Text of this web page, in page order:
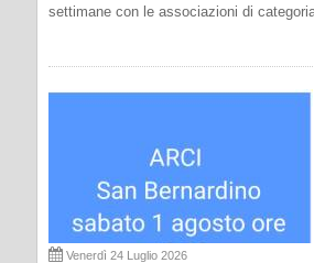
settimane con le associazioni di
Venerdì 24 Luglio 2026